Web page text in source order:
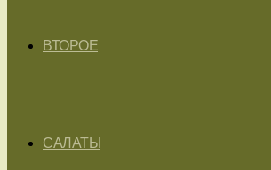
ВТОРОЕ
САЛАТЫ